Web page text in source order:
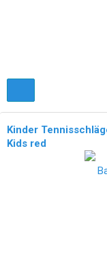
Kinder
Kids red